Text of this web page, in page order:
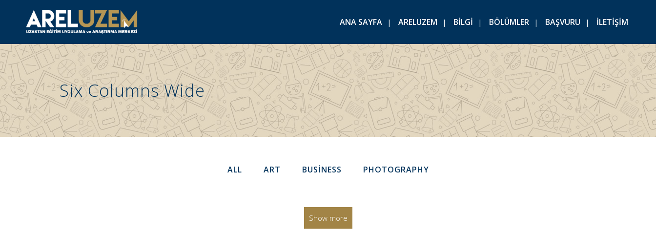
ANA SAYFA ARELUZEM BİLGİ BÖLÜMLER BAŞVURU İLETİŞİM
Six Columns Wide
ALL ART BUSINESS PHOTOGRAPHY
Show more